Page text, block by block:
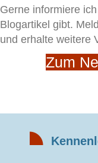
Gerne informiere
Blogartikel gibt.
und erhalte weitere
Zum